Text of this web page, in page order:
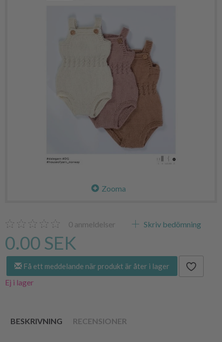
Zooma
0 anmeldelser Skriv bedömning
0.00 SEK
Få ett meddelande när produkt är åter i lager
Ej i lager
BESKRIVNING RECENSIONER